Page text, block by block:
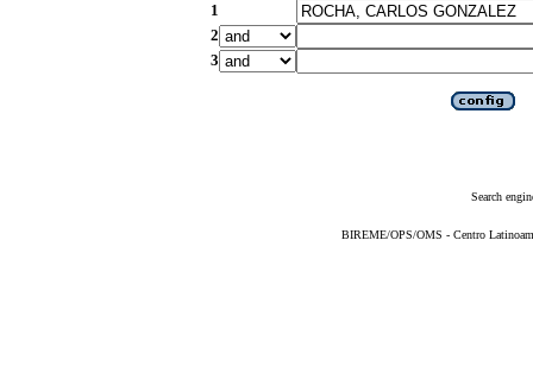
1
2
3
Search
BIREME/OPS/OMS - Centro